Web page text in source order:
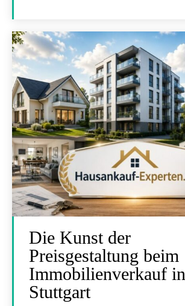
Die Kunst der
Preisgestaltung beim
Immobilienverkauf in
Stuttgart